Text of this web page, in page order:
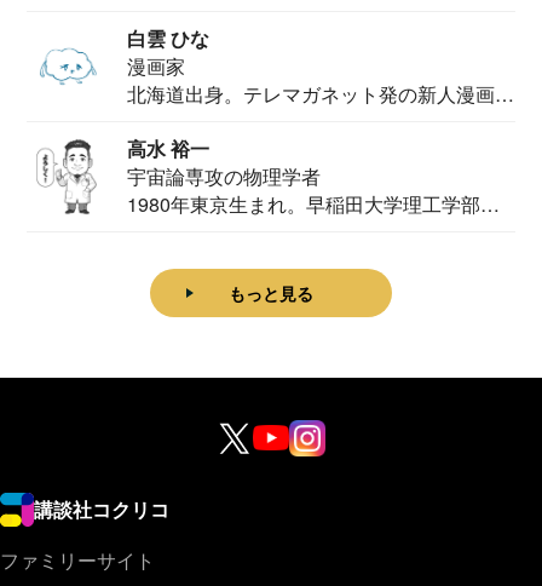
白雲 ひな
漫画家
北海道出身。テレマガネット発の新人漫画
高水 裕一
宇宙論専攻の物理学者
1980年東京生まれ。早稲田大学理工学部物
もっと見る
講談社コクリコ
ファミリーサイト